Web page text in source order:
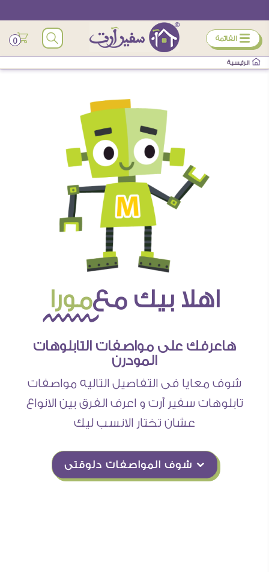
ÿ القائمة 0
الرئيسية
اهلا بيك معمورا
هاعرفك على مواصفات التابلوهات
المودرن
شوف معايا فى التفاصيل التاليه مواصفات
تابلوهات سفير آرت و اعرف الفرق بين الانواع
عشان تختار الانسب ليك
Ü شوف المواصفات دلوقتى